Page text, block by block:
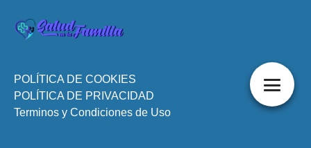
POLÍTICA DE COOKIES
POLÍTICA DE PRIVACIDAD
Terminos y Condiciones de Uso